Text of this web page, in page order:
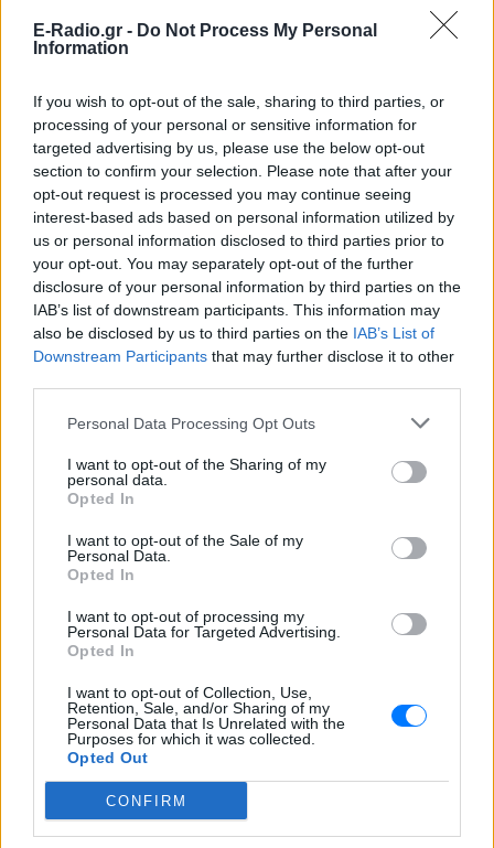
E-Radio.gr - Do Not Process My Personal
Information
If you wish to opt-out of the sale, sharing to third parties, or
processing of your personal or sensitive information for
targeted advertising by us, please use the below opt-out
section to confirm your selection. Please note that after your
opt-out request is processed you may continue seeing
interest-based ads based on personal information utilized by
us or personal information disclosed to third parties prior to
your opt-out. You may separately opt-out of the further
disclosure of your personal information by third parties on the
IAB’s list of downstream participants. This information may
also be disclosed by us to third parties on the IAB’s List of
Downstream Participants that may further disclose it to other
Personal Data Processing Opt Outs
I want to opt-out of the Sharing of my
personal data.
Opted In
I want to opt-out of the Sale of my
Personal Data.
Opted In
I want to opt-out of processing my
Personal Data for Targeted Advertising.
Opted In
I want to opt-out of Collection, Use,
Retention, Sale, and/or Sharing of my
Personal Data that Is Unrelated with the
Purposes for which it was collected.
Opted Out
CONFIRM
ΔΕΙΤΕ ΕΠΙΣΗΣ
ΣΤΗΝ ΙΔΙΑ ΚΑΤΗΓΟΡΙΑ
Ιταλία: 27 μεγάλες πόλεις στο
ΣΉΜΕΡΑ
πόλεις στο υψηλότερο επίπεδο
συναγερμού, καθώς εντείνεται το
Προφυλακίστηκε ο Αφγανός για
τη δολοφονία της 38χρονης